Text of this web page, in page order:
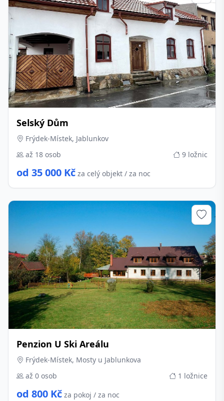
Selský Dům
Frýdek-Místek, Jablunkov
až 18 osob
9 ložnic
od 35 000 Kč za celý objekt / za noc
Penzion U Ski Areálu
Frýdek-Místek, Mosty u Jablunkova
až 0 osob
1 ložnice
od 800 Kč za pokoj / za noc